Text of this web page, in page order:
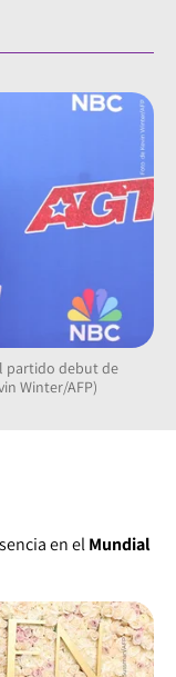
partido debut de
Winter/AFP)
en elMundial